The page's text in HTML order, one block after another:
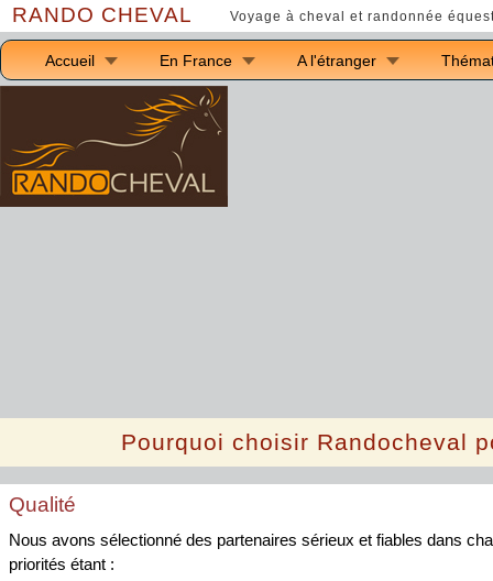
RANDO CHEVAL Voyage à cheval et randonnée
Accueil En France A l'étranger
Pourquoi choisir Randocheval
Qualité
Nous avons sélectionné des partenaires sérieux et fiables dans
priorités étant :